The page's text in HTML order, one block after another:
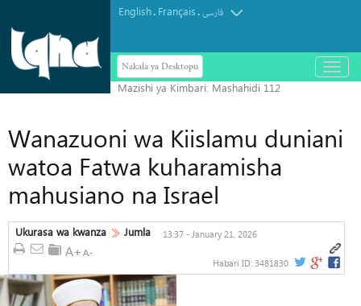
English. Français.فارسی
Nakala ya Desktopu
باز
و
Wanazuoni wa Kiislamu duniani
watoa Fatwa kuharamisha
mahusiano na Israel
Ukurasa wa kwanza Jumla 13:37 - January 21, 2026
Habari ID: 3481830